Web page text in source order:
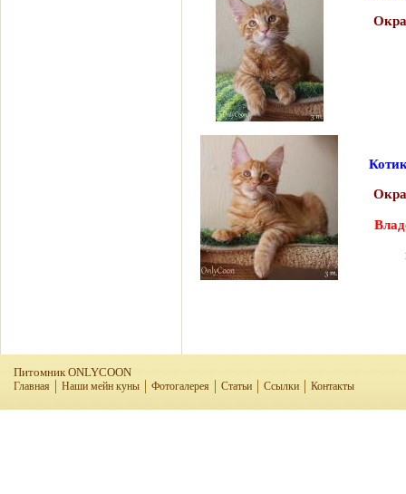
Питомник ONLYCOON
Главная Наши мейн куны Фотогалерея Статьи Ссылки Контакты